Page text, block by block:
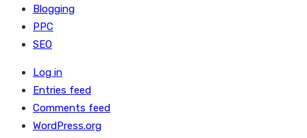
Blogging
PPC
SEO
Log in
Entries feed
Comments feed
WordPress.org